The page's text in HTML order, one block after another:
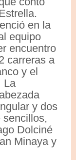
Estrella.
en la
equipo
encuentro
carreras a
y el
La
y dos
sencillos,
Dolciné
Minaya y